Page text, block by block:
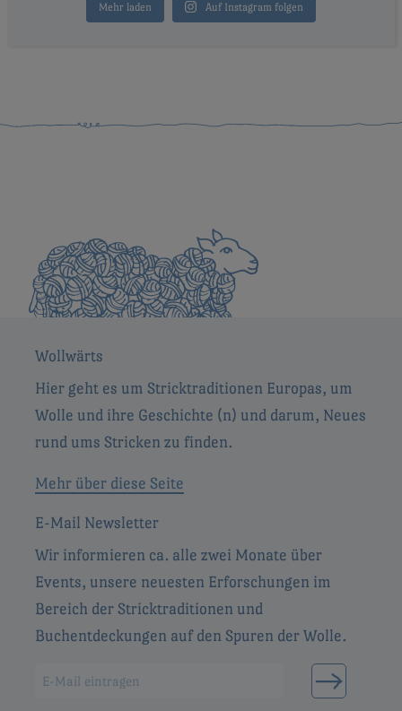
Mehr laden Auf Instagram folgen
Wollwärts
Hier geht es um Stricktraditionen Europas, um
Wolle und ihre Geschichte (n) und darum, Neues
rund ums Stricken zu finden.
Mehr über diese Seite
E-Mail Newsletter
Wir informieren ca. alle zwei Monate über
Events, unsere neuesten Erforschungen im
Bereich der Stricktraditionen und
Buchentdeckungen auf den Spuren der Wolle.